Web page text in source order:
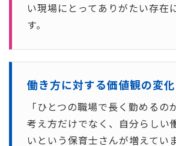
い現場にとってありがたい存在
す。
働き方に対する価値観の変化
「ひとつの職場で長く勤めるの
考え方だけでなく、自分らしい
いという保育士さんが増えていま